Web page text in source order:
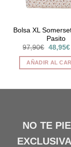
Bolsa XL
Pasito
97,90€ El
original
era:
48,95€
AÑADIR AL
NO TE